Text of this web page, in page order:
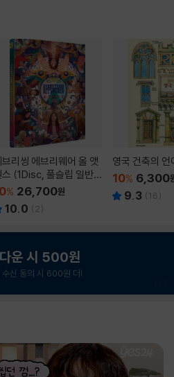
브리씽 에브리웨어 올 앳
스 (1Disc, 풀슬립 일반
) : 블루레이
% 26,700원
10.0 ( 2)
영국 건축의 언
10% 6,300
9.3 (16)
운 시 500원
신 동의 시 600원 더!